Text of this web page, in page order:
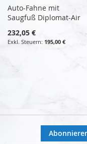
Auto-Fahne mit
Saugfuß Diplomat-Air
232,05 €
195,00 €